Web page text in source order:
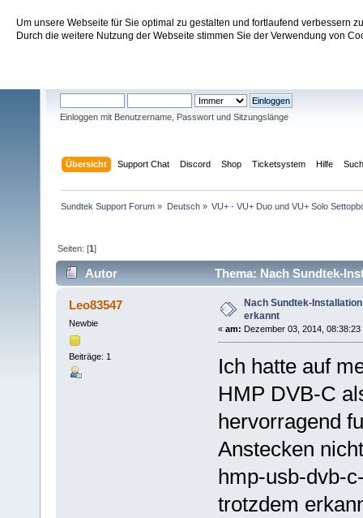
Um unsere Webseite für Sie optimal zu gestalten und fortlaufend verbessern
Durch die weitere Nutzung der Webseite stimmen Sie der Verwendung von
Sundtek Support Forum
Einloggen mit Benutzername, Passwort und Sitzungslänge
Übersicht Support Chat Discord Shop Ticketsystem Hilfe
Sundtek Support Forum » Deutsch» VU+ - VU+ Duo und VU+ Solo
Seiten: [1]
Autor Thema: Nach Sundtek-
Leo83547
Newbie
Beiträge: 1
Nach Sundtek-
erkannt
« am: Dezember 03, 2014,
Ich hatte auf
HMP DVB-C
hervorragend
Anstecken
hmp-usb-dvb-
trotzdem